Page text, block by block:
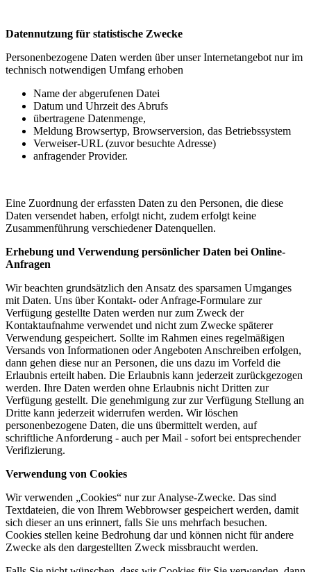
Datennutzung für statistische Zwecke
Personenbezogene Daten werden über unser Internetangebot nur im
technisch notwendigen Umfang erhoben
Name der abgerufenen Datei
Datum und Uhrzeit des Abrufs
übertragene Datenmenge,
Meldung Browsertyp, Browserversion, das Betriebssystem
Verweiser-URL (zuvor besuchte Adresse)
anfragender Provider.
Eine Zuordnung der erfassten Daten zu den Personen, die diese
Daten versendet haben, erfolgt nicht, zudem erfolgt keine
Zusammenführung verschiedener Datenquellen.
Erhebung und Verwendung persönlicher Daten bei Online-
Anfragen
Wir beachten grundsätzlich den Ansatz des sparsamen Umganges
mit Daten. Uns über Kontakt- oder Anfrage-Formulare zur
Verfügung gestellte Daten werden nur zum Zweck der
Kontaktaufnahme verwendet und nicht zum Zwecke späterer
Verwendung gespeichert. Sollte im Rahmen eines regelmäßigen
Versands von Informationen oder Angeboten Anschreiben erfolgen,
dann gehen diese nur an Personen, die uns dazu im Vorfeld die
Erlaubnis erteilt haben. Die Erlaubnis kann jederzeit zurückgezogen
werden. Ihre Daten werden ohne Erlaubnis nicht Dritten zur
Verfügung gestellt. Die genehmigung zur zur Verfügung Stellung an
Dritte kann jederzeit widerrufen werden. Wir löschen
personenbezogene Daten, die uns übermittelt werden, auf
schriftliche Anforderung - auch per Mail - sofort bei entsprechender
Verifizierung.
Verwendung von Cookies
Wir verwenden „Cookies“ nur zur Analyse-Zwecke. Das sind
Textdateien, die von Ihrem Webbrowser gespeichert werden, damit
sich dieser an uns erinnert, falls Sie uns mehrfach besuchen.
Cookies stellen keine Bedrohung dar und können nicht für andere
Zwecke als den dargestellten Zweck missbraucht werden.